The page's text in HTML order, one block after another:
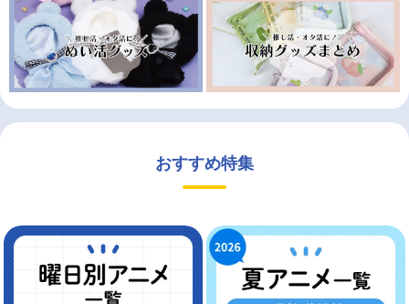
おすすめ特集